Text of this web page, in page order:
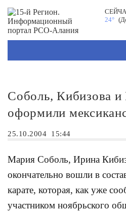
24°
Соболь, Кибизова и
оформили
25.10.2004 15:44
Мария Соболь, Ирина
окончательно вошли в
карате, которая, как уже
участником ноябрьского